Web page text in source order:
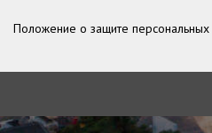
Положение о защите